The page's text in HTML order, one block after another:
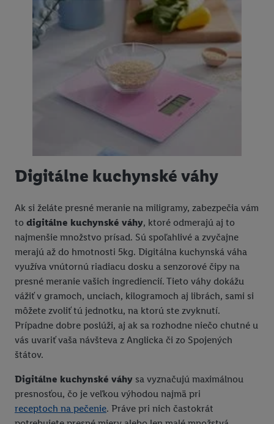
Digitálne kuchynské váhy
Ak si želáte presné meranie na miligramy, zabezpečia vám
to digitálne kuchynské váhy, ktoré odmerajú aj to
najmenšie množstvo prísad. Sú spoľahlivé a zvyčajne
merajú až do hmotnosti 5kg. Digitálna kuchynská váha
využíva vnútornú riadiacu dosku a senzorové čipy na
presné meranie vašich ingrediencií. Tieto váhy dokážu
vážiť v gramoch, unciach, kilogramoch aj librách, sami si
môžete zvoliť tú jednotku, na ktorú ste zvyknutí.
Prípadne dobre poslúži, aj ak sa rozhodne niečo chutné u
vás uvariť vaša návšteva z Anglicka či zo Spojených
štátov.
Digitálne kuchynské váhy sa vyznačujú maximálnou
presnosťou, čo je veľkou výhodou najmä pri
receptoch na pečenie. Práve pri nich častokrát